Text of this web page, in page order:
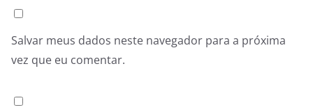
Salvar meus dados neste navegador para a próxima
vez que eu comentar.